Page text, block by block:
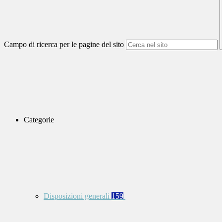
Campo di ricerca per le pagine del sito
Categorie
Disposizioni generali 159